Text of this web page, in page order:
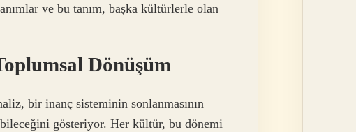
ve bu tanım, başka kültürlerle olan
Dönüşüm
bir inanç sisteminin sonlanmasının
gösteriyor. Her kültür, bu dönemi